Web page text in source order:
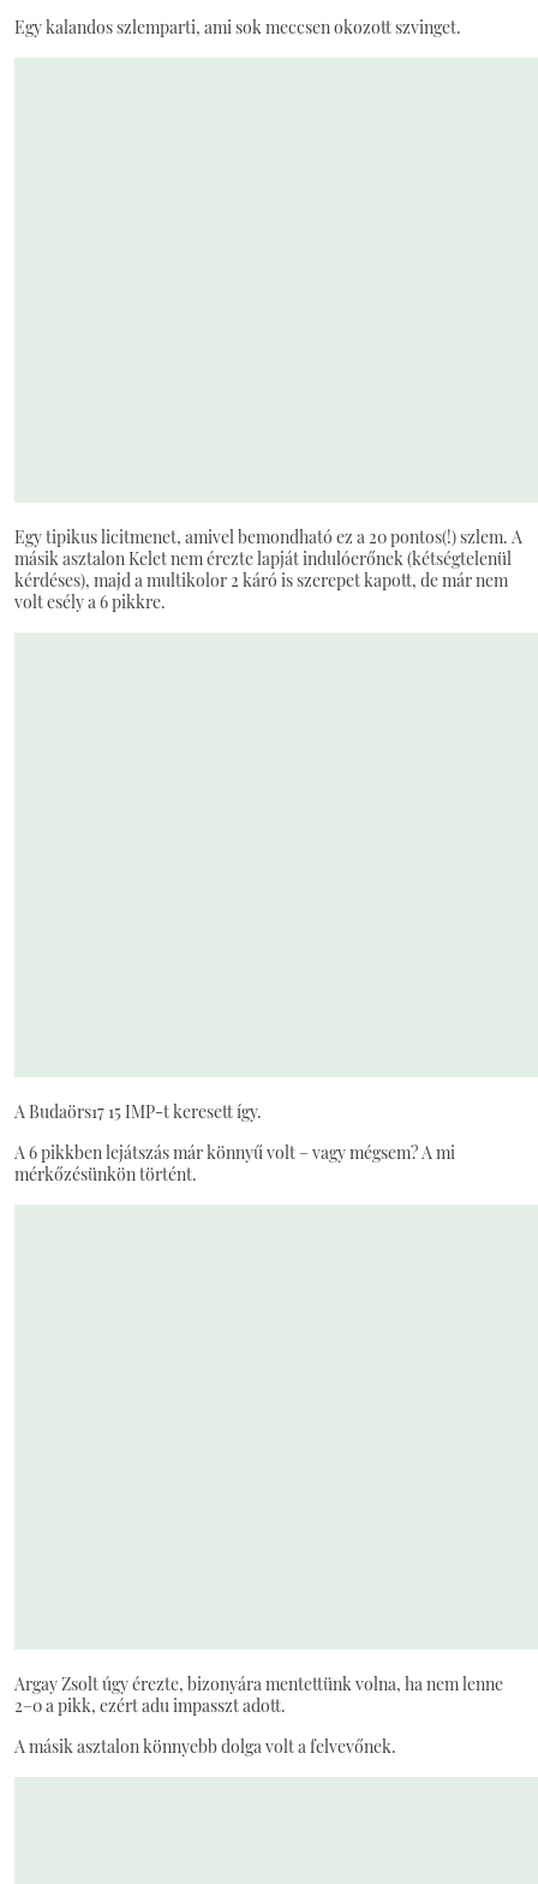
Egy kalandos szlemparti, ami sok meccsen okozott szvinget.
Egy tipikus licitmenet, amivel bemondható ez a 20 pontos(!) szlem. A
másik asztalon Kelet nem érezte lapját indulóerőnek (kétségtelenül
kérdéses), majd a multikolor 2 káró is szerepet kapott, de már nem
volt esély a 6 pikkre.
A Budaörs17 15 IMP-t keresett így.
A 6 pikkben lejátszás már könnyű volt – vagy mégsem? A mi
mérkőzésünkön történt.
Argay Zsolt úgy érezte, bizonyára mentettünk volna, ha nem lenne
2–0 a pikk, ezért adu impasszt adott.
A másik asztalon könnyebb dolga volt a felvevőnek.